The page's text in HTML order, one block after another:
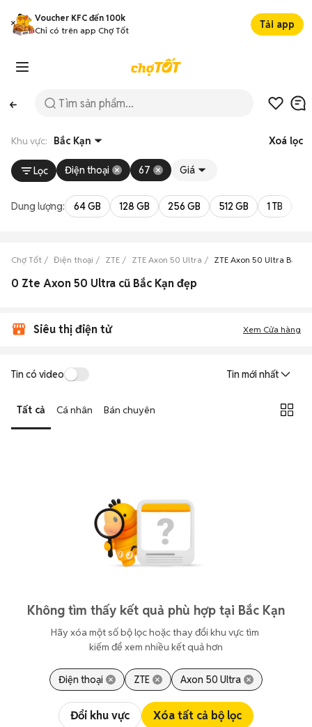
Voucher KFC đến 100k
Chỉ có trên app Chợ Tốt
Tải app
Khu vực: Bắc Kạn Xoá lọc
Lọc Điện thoại 67 Giá
Dung lượng: 64 GB 128 GB 256 GB 512 GB 1 TB
Chợ Tốt Điện thoại ZTE ZTE Axon 50 Ultra ZTE Axon 50 Ultra Bắc
0 Zte Axon 50 Ultra cũ Bắc Kạn đẹp
Siêu thị điện tử Xem Cửa hàng
Tin có video Tin mới nhất
Tất cả Cá nhân Bán chuyên
Không tìm thấy kết quả phù hợp tại Bắc Kạn
Hãy xóa một số bộ lọc hoặc thay đổi khu vực tìm
kiếm để xem nhiều kết quả hơn
Điện thoại ZTE Axon 50 Ultra
Đổi khu vực Xóa tất cả bộ lọc